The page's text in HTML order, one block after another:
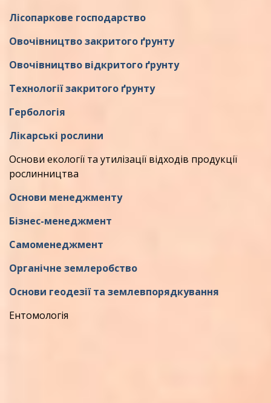
Лісопаркове господарство
Овочівництво закритого ґрунту
Овочівництво відкритого ґрунту
Технології закритого ґрунту
Гербологія
Лікарські рослини
Основи екології та утилізації відходів продукції
рослинництва
Основи менеджменту
Бізнес-менеджмент
Самоменеджмент
Органічне землеробство
Основи геодезії та землевпорядкування
Ентомологія